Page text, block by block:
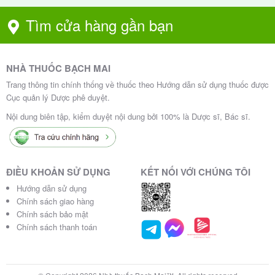
/ Mức
độ n
hiễm
n
Liều dùng khuyến cáo
Nhi
ễm
khu
ẩn
nhẹ
– tr
ung
bìn
h
42,9mg)
Tìm cửa hàng gần bạn
NHÀ THUỐC BẠCH MAI
Trang thông tin chính thống về thuốc theo Hướng dẫn sử dụng thuốc được
Cục quản lý Dược phê duyệt.
Nội dung biên tập, kiểm duyệt nội dung bởi 100% là Dược sĩ, Bác sĩ.
ĐIỀU KHOẢN SỬ DỤNG
Hướng dẫn sử dụng
Chính sách giao hàng
Chính sách bảo mật
Chính sách thanh toán
KẾT NỐI VỚI CHÚNG TÔI